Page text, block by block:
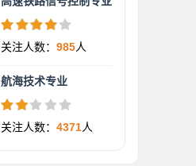
关注人数： 985人
航海技术专业
关注人数： 4371人